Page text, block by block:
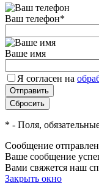
Ваш телефон*
Ваше имя
Я согласен на
* - Поля,
Сообщение
Ваше сообщение
Вами свяжется наш
Закрыть окно